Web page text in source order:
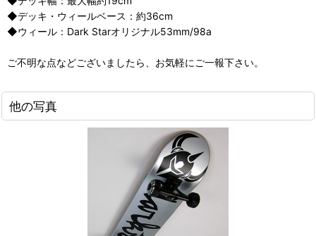
◆デッキ・ウィールベース：約36cm
◆ウィール：Dark Starオリジナル53mm/98a
ご不明な点などございましたら、お気軽にご一報下さい。
他の写真